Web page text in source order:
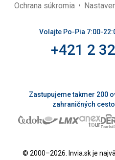
Ochrana súkromia
Volajte Po-Pia 7:00-
+421 2
Zastupujeme takmer 200
zahraničných
© 2000–2026. Invia.sk je